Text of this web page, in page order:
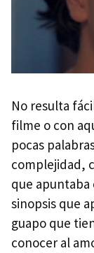
No resulta
filme o con
pocas
complejidad,
que
sinopsis que
guapo que
conocer al